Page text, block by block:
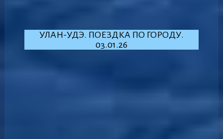
УЛАН-УДЭ. ПОЕЗДКА ПО ГОРОДУ.
03.01.26